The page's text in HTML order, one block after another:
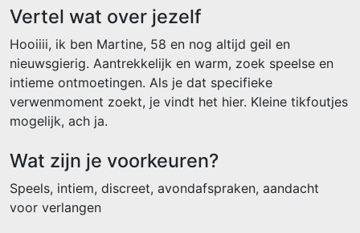
Vertel wat over jezelf
Hooiiii, ik ben Martine, 58 en nog altijd geil en
nieuwsgierig. Aantrekkelijk en warm, zoek speelse en
intieme ontmoetingen. Als je dat specifieke
verwenmoment zoekt, je vindt het hier. Kleine tikfoutjes
mogelijk, ach ja.
Wat zijn je voorkeuren?
Speels, intiem, discreet, avondafspraken, aandacht
voor verlangen